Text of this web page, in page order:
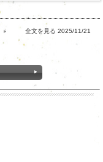
2025/11/21